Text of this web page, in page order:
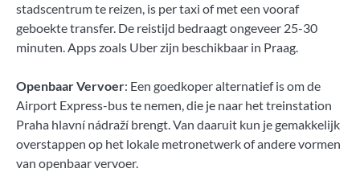
stadscentrum te reizen, is per taxi of met een vooraf
geboekte transfer. De reistijd bedraagt ongeveer 25-30
minuten. Apps zoals Uber zijn beschikbaar in Praag.
Openbaar Vervoer: Een goedkoper alternatief is om de
Airport Express-bus te nemen, die je naar het treinstation
Praha hlavní nádraží brengt. Van daaruit kun je gemakkelijk
overstappen op het lokale metronetwerk of andere vormen
van openbaar vervoer.